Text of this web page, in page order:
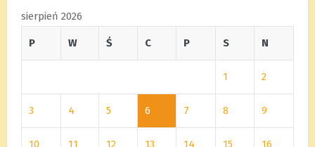
sierpień 2026
P W Ś C P S N
1 2
3 4 5 6 7 8 9